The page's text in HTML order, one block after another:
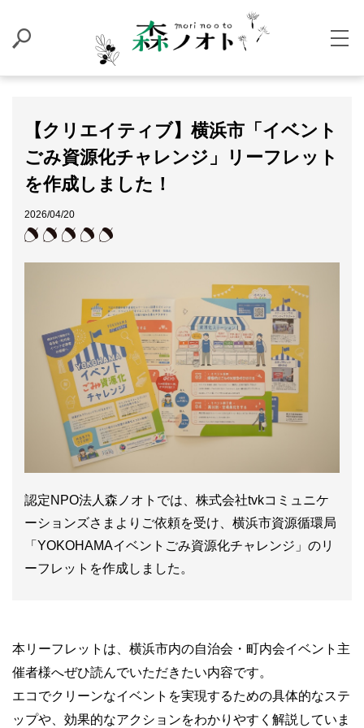
【クリエイティブ】横浜市「イベント
ごみ資源化チャレンジ」リーフレット
を作成しました！
2026/04/20
認定NPO法人森ノオトでは、株式会社tvkコミュニケ
ーションズさまよりご依頼を受け、横浜市資源循環局
「YOKOHAMAイベントごみ資源化チャレンジ」のリ
ーフレットを作成しました。
本リーフレットは、横浜市内の自治会・町内会イベント主
催者様へぜひ読んでいただきたい内容です。
エコでクリーンなイベントを実現するための具体的なステ
ップや、効果的なアクションをわかりやすく解説していま